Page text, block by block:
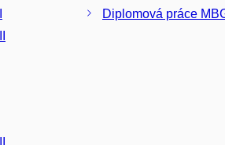
Diplomová práce